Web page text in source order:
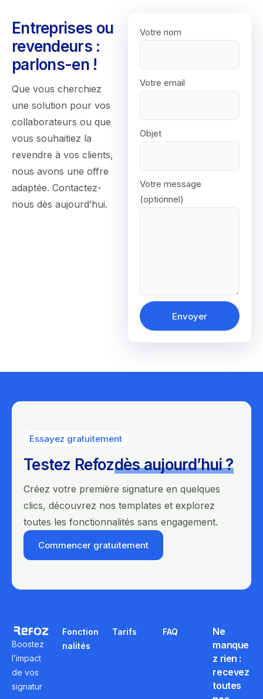
Entreprises ou
revendeurs :
parlons-en !
Que vous cherchiez
une solution pour vos
collaborateurs ou que
vous souhaitiez la
revendre à vos clients,
nous avons une offre
adaptée. Contactez-
nous dès aujourd’hui.
Votre nom
Votre email
Objet
Votre message
(optionnel)
Essayez gratuitement
Testez Refozdès aujourd’hui ?
Créez votre première signature en quelques
clics, découvrez nos templates et explorez
toutes les fonctionnalités sans engagement.
Commencer gratuitement
Boostez
l’impact
de vos
signatur
Fonction
nalités
Tarifs FAQ
Ne
manque
z rien :
recevez
toutes